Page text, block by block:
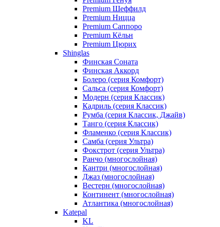
Premium Шеффилд
Premium Ницца
Premium Саппоро
Premium Кёльн
Premium Цюрих
Shinglas
Финская Соната
Финская Аккорд
Болеро (серия Комфорт)
Сальса (серия Комфорт)
Модерн (серия Классик)
Кадриль (серия Классик)
Румба (серия Классик, Джайв)
Танго (серия Классик)
Фламенко (серия Классик)
Самба (серия Ультра)
Фокстрот (серия Ультра)
Ранчо (многослойная)
Кантри (многослойная)
Джаз (многослойная)
Вестерн (многослойная)
Континент (многослойная)
Атлантика (многослойная)
Katepal
KL